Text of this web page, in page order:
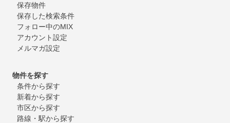
保存物件
保存した検索条件
フォロー中のMIX
アカウント設定
メルマガ設定
物件を探す
条件から探す
新着から探す
市区から探す
路線・駅から探す